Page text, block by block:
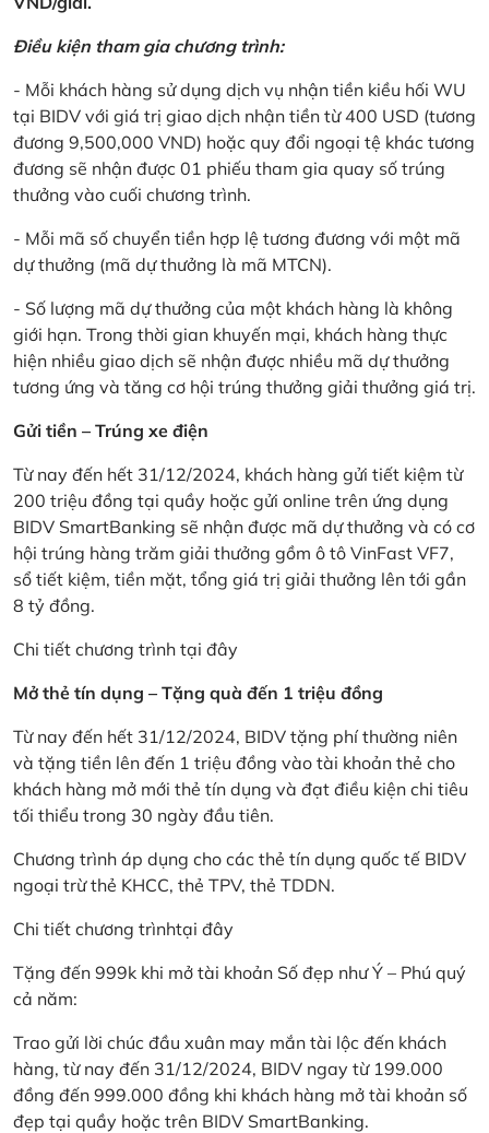
Điều kiện tham gia chương trình:
- Mỗi khách hàng sử dụng dịch vụ nhận tiền kiều hối WU
tại BIDV với giá trị giao dịch nhận tiền từ 400 USD (tương
đương 9,500,000 VND) hoặc quy đổi ngoại tệ khác tương
đương sẽ nhận được 01 phiếu tham gia quay số trúng
thưởng vào cuối chương trình.
- Mỗi mã số chuyển tiền hợp lệ tương đương với một mã
dự thưởng (mã dự thưởng là mã MTCN).
- Số lượng mã dự thưởng của một khách hàng là không
giới hạn. Trong thời gian khuyến mại, khách hàng thực
hiện nhiều giao dịch sẽ nhận được nhiều mã dự thưởng
tương ứng và tăng cơ hội trúng thưởng giải thưởng giá trị.
Gửi tiền – Trúng xe điện
Từ nay đến hết 31/12/2024, khách hàng gửi tiết kiệm từ
200 triệu đồng tại quầy hoặc gửi online trên ứng dụng
BIDV SmartBanking sẽ nhận được mã dự thưởng và có cơ
hội trúng hàng trăm giải thưởng gồm ô tô VinFast VF7,
sổ tiết kiệm, tiền mặt, tổng giá trị giải thưởng lên tới gần
8 tỷ đồng.
Chi tiết chương trình tại đây
Mở thẻ tín dụng – Tặng quà đến 1 triệu đồng
Từ nay đến hết 31/12/2024, BIDV tặng phí thường niên
và tặng tiền lên đến 1 triệu đồng vào tài khoản thẻ cho
khách hàng mở mới thẻ tín dụng và đạt điều kiện chi tiêu
tối thiểu trong 30 ngày đầu tiên.
Chương trình áp dụng cho các thẻ tín dụng quốc tế BIDV
ngoại trừ thẻ KHCC, thẻ TPV, thẻ TDDN.
Chi tiết chương trìnhtại đây
Tặng đến 999k khi mở tài khoản Số đẹp như Ý – Phú quý
cả năm:
Trao gửi lời chúc đầu xuân may mắn tài lộc đến khách
hàng, từ nay đến 31/12/2024, BIDV ngay từ 199.000
đồng đến 999.000 đồng khi khách hàng mở tài khoản số
đẹp tại quầy hoặc trên BIDV SmartBanking.